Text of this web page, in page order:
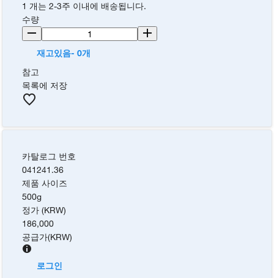
1 개는 2-3주 이내에 배송됩니다.
수량
재고있음- 0개
참고
목록에 저장
카탈로그 번호
041241.36
제품 사이즈
500g
정가 (KRW)
186,000
공급가(KRW)
로그인